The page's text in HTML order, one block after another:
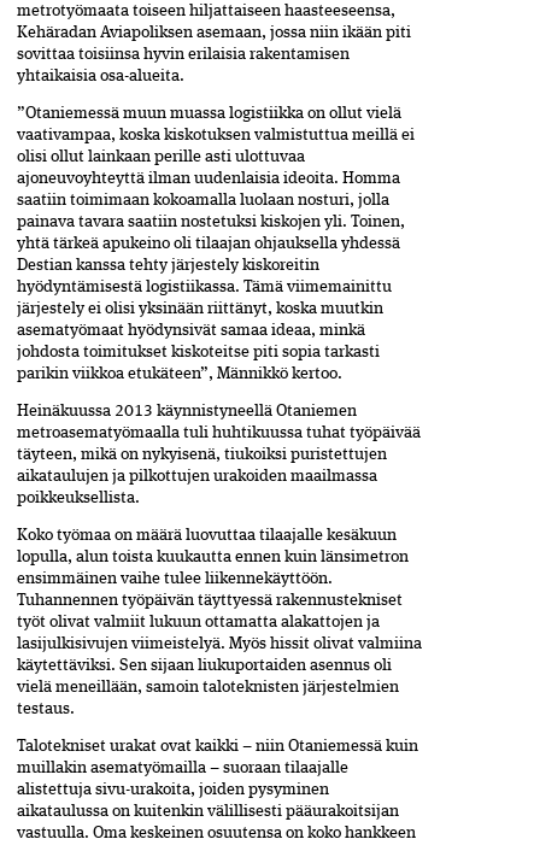
metrotyömaata toiseen hiljattaiseen haasteeseensa,
Kehäradan Aviapoliksen asemaan, jossa niin ikään piti
sovittaa toisiinsa hyvin erilaisia rakentamisen
yhtaikaisia osa-alueita.
”Otaniemessä muun muassa logistiikka on ollut vielä
vaativampaa, koska kiskotuksen valmistuttua meillä ei
olisi ollut lainkaan perille asti ulottuvaa
ajoneuvoyhteyttä ilman uudenlaisia ideoita. Homma
saatiin toimimaan kokoamalla luolaan nosturi, jolla
painava tavara saatiin nostetuksi kiskojen yli. Toinen,
yhtä tärkeä apukeino oli tilaajan ohjauksella yhdessä
Destian kanssa tehty järjestely kiskoreitin
hyödyntämisestä logistiikassa. Tämä viimemainittu
järjestely ei olisi yksinään riittänyt, koska muutkin
asematyömaat hyödynsivät samaa ideaa, minkä
johdosta toimitukset kiskoteitse piti sopia tarkasti
parikin viikkoa etukäteen”, Männikkö kertoo.
Heinäkuussa 2013 käynnistyneellä Otaniemen
metroasematyömaalla tuli huhtikuussa tuhat työpäivää
täyteen, mikä on nykyisenä, tiukoiksi puristettujen
aikataulujen ja pilkottujen urakoiden maailmassa
poikkeuksellista.
Koko työmaa on määrä luovuttaa tilaajalle kesäkuun
lopulla, alun toista kuukautta ennen kuin länsimetron
ensimmäinen vaihe tulee liikennekäyttöön.
Tuhannennen työpäivän täyttyessä rakennustekniset
työt olivat valmiit lukuun ottamatta alakattojen ja
lasijulkisivujen viimeistelyä. Myös hissit olivat valmiina
käytettäviksi. Sen sijaan liukuportaiden asennus oli
vielä meneillään, samoin taloteknisten järjestelmien
testaus.
Talotekniset urakat ovat kaikki – niin Otaniemessä kuin
muillakin asematyömailla – suoraan tilaajalle
alistettuja sivu-urakoita, joiden pysyminen
aikataulussa on kuitenkin välillisesti pääurakoitsijan
vastuulla. Oma keskeinen osuutensa on koko hankkeen